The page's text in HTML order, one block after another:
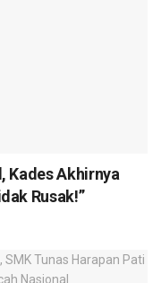
Kades Akhirnya
Rusak!”